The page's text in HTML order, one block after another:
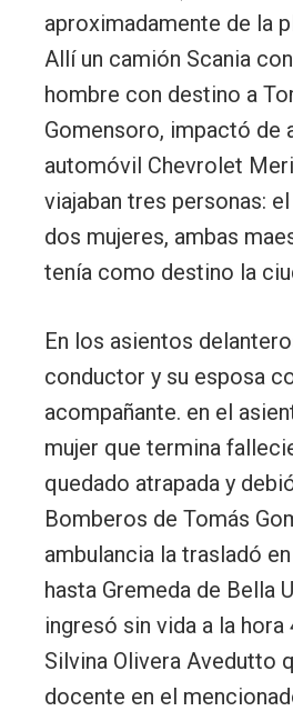
aproximadamente de la
Allí un camión Scania
hombre con destino a
Gomensoro, impactó de
automóvil Chevrolet
viajaban tres personas:
dos mujeres, ambas
tenía como destino la
En los asientos
conductor y su esposa
acompañante. en el
mujer que termina
quedado atrapada y
Bomberos de Tomás
ambulancia la trasladó
hasta Gremeda de Bella
ingresó sin vida a la hora
Silvina Olivera Avedutto
docente en el